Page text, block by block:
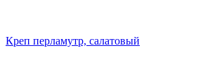
Креп перламутр, салатовый